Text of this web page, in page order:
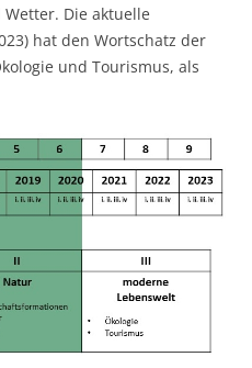
Die aktuelle
hat den Wortschatz der
und Tourismus, als